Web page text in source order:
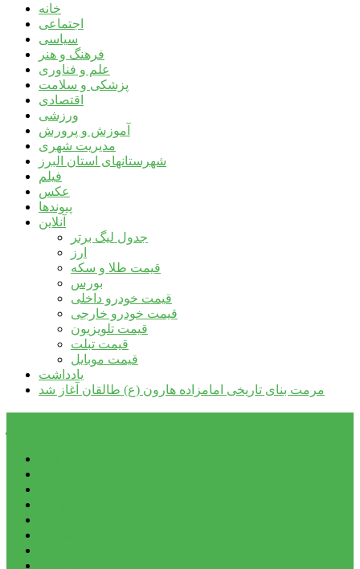
خانه
اجتماعی
سیاسی
فرهنگ و هنر
علم و فناوری
پزشکی و سلامت
اقتصادی
ورزشی
آموزش و پرورش
مدیریت شهری
شهرستانهای استان البرز
فیلم
عکس
پیوندها
آنلاین
جدول لیگ برتر
ارز
قیمت طلا و سکه
بورس
قیمت خودرو داخلی
قیمت خودرو خارجی
قیمت تلویزیون
قیمت تبلت
قیمت موبایل
یادداشت
مرمت بنای تاریخی امامزاده هارون (ع) طالقان آغاز شد